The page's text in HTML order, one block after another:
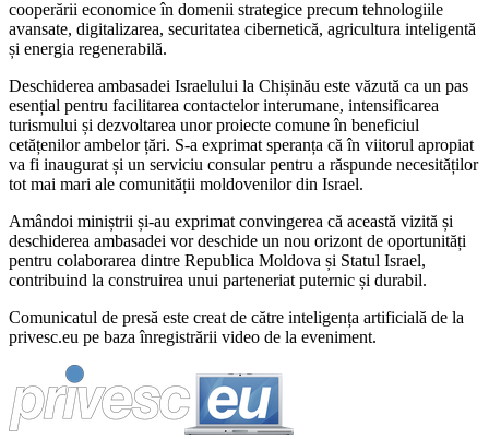
cooperării economice în domenii strategice precum tehnologiile
avansate, digitalizarea, securitatea cibernetică, agricultura inteligentă
și energia regenerabilă.
Deschiderea ambasadei Israelului la Chișinău este văzută ca un pas
esențial pentru facilitarea contactelor interumane, intensificarea
turismului și dezvoltarea unor proiecte comune în beneficiul
cetățenilor ambelor țări. S-a exprimat speranța că în viitorul apropiat
va fi inaugurat și un serviciu consular pentru a răspunde necesităților
tot mai mari ale comunității moldovenilor din Israel.
Amândoi miniștrii și-au exprimat convingerea că această vizită și
deschiderea ambasadei vor deschide un nou orizont de oportunități
pentru colaborarea dintre Republica Moldova și Statul Israel,
contribuind la construirea unui parteneriat puternic și durabil.
Comunicatul de presă este creat de către inteligența artificială de la
privesc.eu pe baza înregistrării video de la eveniment.